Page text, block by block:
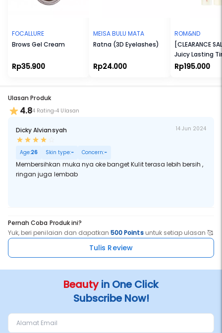
FOCALLURE
Brows Gel Cream
Rp35.900
MEISA BULU MATA
Ratna (3D Eyelashes)
Rp24.000
ROM&ND
[CLEARANCE
Juicy Lasting
Rp195.000
Ulasan Produk
4.84 Rating 4 Ulasan
Dicky Alviansyah 14 Jun 2024
Age:26 Skin type:- Concern:-
Membersihkan muka nya oke banget Kulit terasa lebih bersih ,
ringan juga lembab
Pernah Coba Produk ini?
Yuk, beri penilaian dan dapatkan500 Pointsuntuk setiap ulasan 🥰
Tulis Review
Beautyin One Click
Subscribe Now!